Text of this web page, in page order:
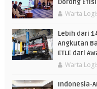
Dorong
Warta
Lebih dari
Angkutan
ETLE dari
Warta
Indonesia-